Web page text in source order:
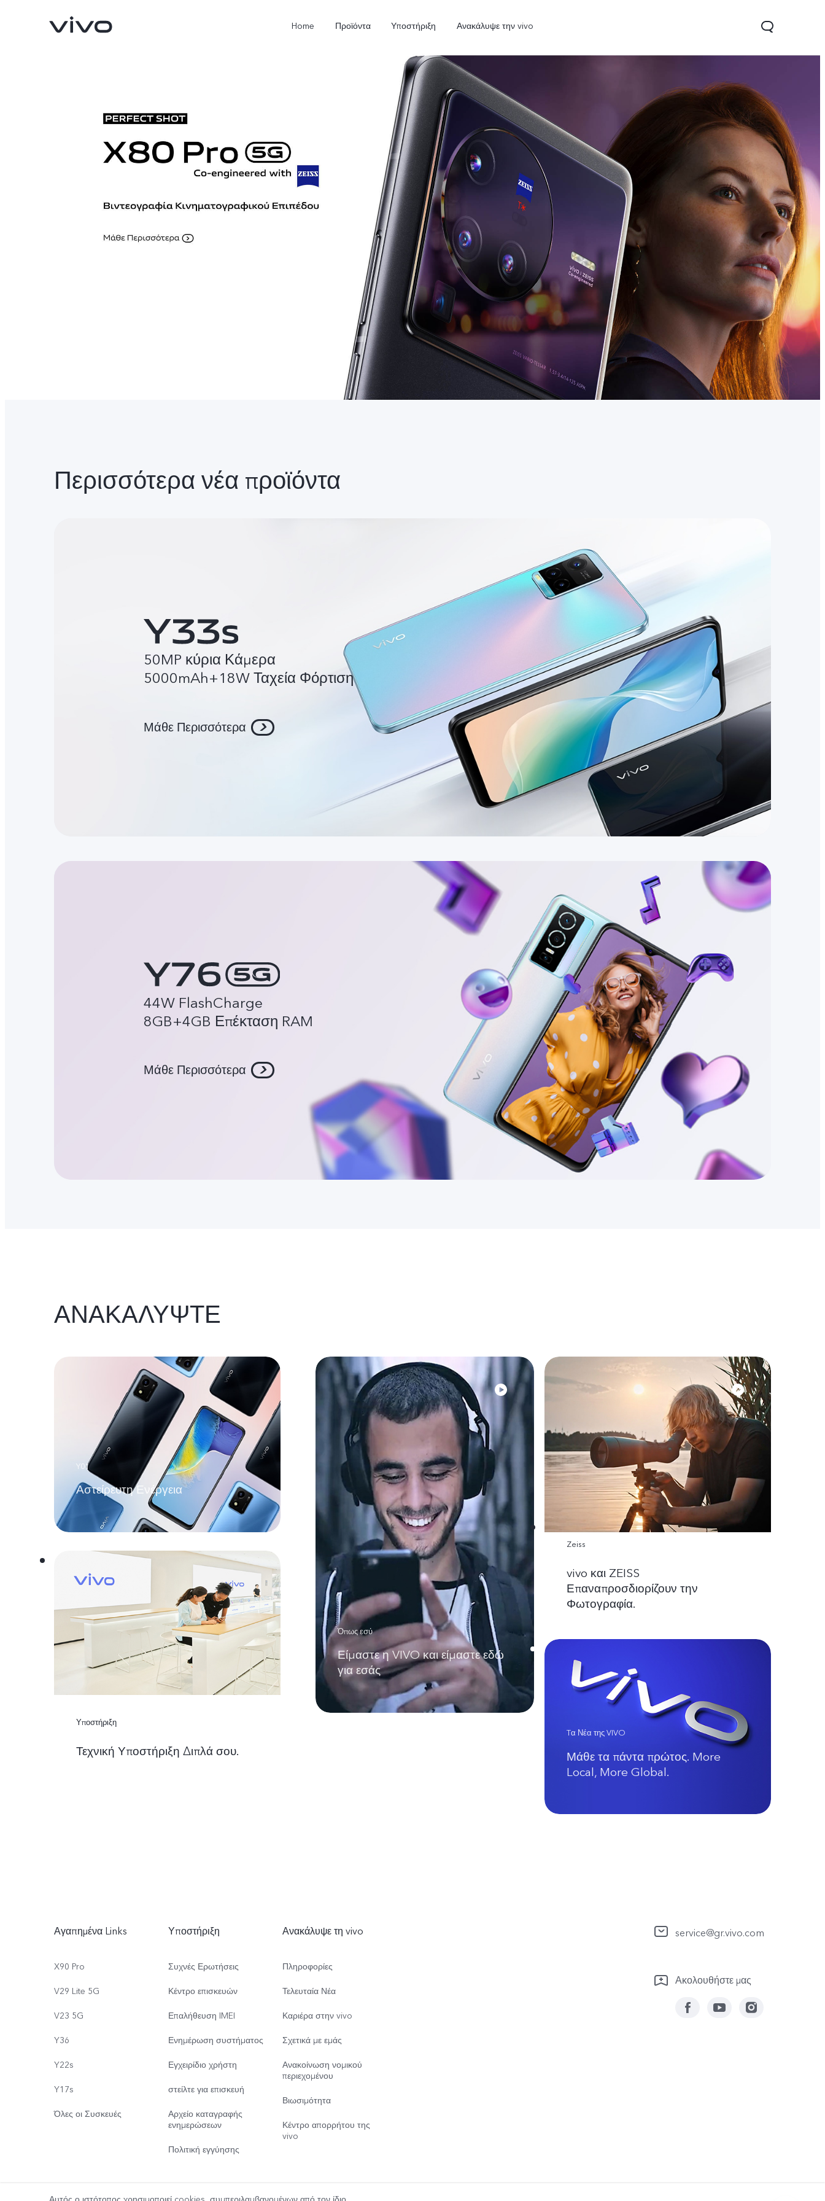
Home Προϊόντα Υποστήριξη Ανακάλυψε την vivo
X90 Pro νέο V29 Lite 5G νέο V23 5G Y35 Y22s
Περισσότερα νέα προϊόντα
50MP κύρια Κάμερα
5000mAh+18W Ταχεία Φόρτιση
Μάθε Περισσότερα
44W FlashCharge
8GB+4GB Επέκταση RAM
Μάθε Περισσότερα
ΑΝΑΚΑΛΥΨΤΕ
Y01
Αστείρευτη Ενέργεια
Όπως εσύ
Είμαστε η VIVO και είμαστε εδώ
για εσάς
Zeiss
vivo και ZEISS
Επαναπροσδιορίζουν την
Φωτογραφία.
Υποστήριξη
Τεχνική Υποστήριξη Διπλά σου.
Tα Νέα της VIVO
Μάθε τα πάντα πρώτος. More
Local, More Global.
Αγαπημένα Links
X90 Pro
V29 Lite 5G
V23 5G
Y36
Y22s
Y17s
Όλες οι Συσκευές
Υποστήριξη
Συχνές Ερωτήσεις
Κέντρο επισκευών
Επαλήθευση IMEI
Ενημέρωση συστήματος
Εγχειρίδιο χρήστη
στείλτε για επισκευή
Αρχείο καταγραφής
ενημερώσεων
Πολιτική εγγύησης
Ανακάλυψε τη vivo
Πληροφορίες
Τελευταία Νέα
Καριέρα στην vivo
Σχετικά με εμάς
Ανακοίνωση νομικού
περιεχομένου
Βιωσιμότητα
Κέντρο απορρήτου της
vivo
service@gr.vivo.com
Ακολουθήστε μας